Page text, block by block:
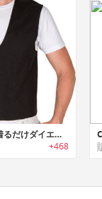
Cold Shoulder｜着るだけダイエットベスト
+468